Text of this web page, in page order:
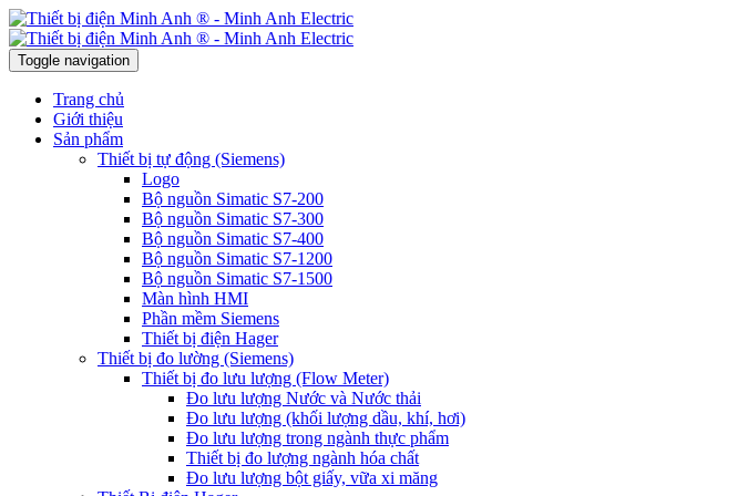
Toggle navigation
Trang chủ
Giới thiệu
Sản phẩm
Thiết bị tự động (Siemens)
Logo
Bộ nguồn Simatic S7-200
Bộ nguồn Simatic S7-300
Bộ nguồn Simatic S7-400
Bộ nguồn Simatic S7-1200
Bộ nguồn Simatic S7-1500
Màn hình HMI
Phần mềm Siemens
Thiết bị điện Hager
Thiết bị đo lường (Siemens)
Thiết bị đo lưu lượng (Flow Meter)
Đo lưu lượng Nước và Nước thải
Đo lưu lượng (khối lượng dầu, khí, hơi)
Đo lưu lượng trong ngành thực phẩm
Thiết bị đo lượng ngành hóa chất
Đo lưu lượng bột giấy, vữa xi măng